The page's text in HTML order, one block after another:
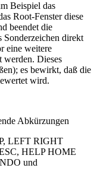
Beispiel das
Root-Fenster diese
beendet die
direkt
eine weitere
Dieses
es bewirkt, daß die
wird.
Abkürzungen
LEFT RIGHT
HELP HOME
und